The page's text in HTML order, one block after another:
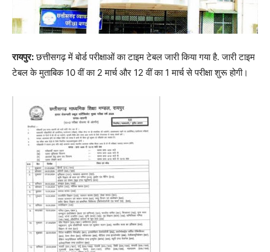
रायपुर:छत्तीसगढ़ में बोर्ड परीक्षाओं का टाइम टेबल जारी किया गया है. जारी टाइम
टेबल के मुताबिक 10 वीं का 2 मार्च और 12 वीं का 1 मार्च से परीक्षा शुरू होगी।